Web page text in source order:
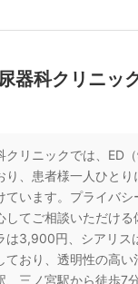
器科クリニッ
クリニックでは、ED
り、患者様一人ひと
ています。プライバシ
してご相談いただける
は3,900円、シアリス
ており、透明性の高
、三ノ宮駅から徒歩7